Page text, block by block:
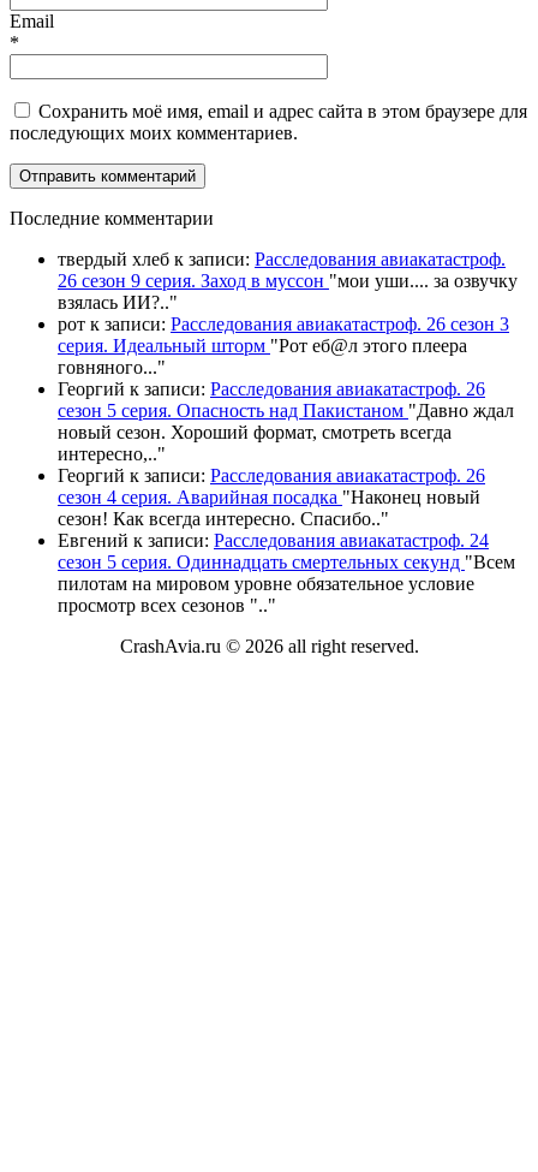
Email
*
Сохранить моё имя, email и адрес сайта в этом браузере для
последующих моих комментариев.
Последние комментарии
твердый хлеб к записи: Расследования авиакатастроф.
26 сезон 9 серия. Заход в муссон "мои уши.... за озвучку
взялась ИИ?.."
рот к записи: Расследования авиакатастроф. 26 сезон 3
серия. Идеальный шторм "Рот еб@л этого плеера
говняного..."
Георгий к записи: Расследования авиакатастроф. 26
сезон 5 серия. Опасность над Пакистаном "Давно ждал
новый сезон. Хороший формат, смотреть всегда
интересно,.."
Георгий к записи: Расследования авиакатастроф. 26
сезон 4 серия. Аварийная посадка "Наконец новый
сезон! Как всегда интересно. Спасибо.."
Евгений к записи: Расследования авиакатастроф. 24
сезон 5 серия. Одиннадцать смертельных секунд "Всем
пилотам на мировом уровне обязательное условие
просмотр всех сезонов ".."
CrashAvia.ru © 2026 all right reserved.